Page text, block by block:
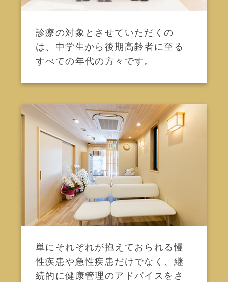
診療の対象とさせていただくの
は、中学生から後期高齢者に至る
すべての年代の方々です。
単にそれぞれが抱えておられる慢
性疾患や急性疾患だけでなく、継
続的に健康管理のアドバイスをさ